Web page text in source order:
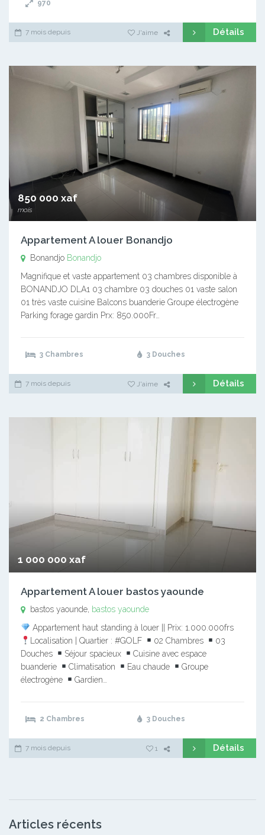
970
7 mois depuis J'aime Détails
850 000 xaf
mois
Appartement A louer Bonandjo
Bonandjo Bonandjo
Magnifique et vaste appartement 03 chambres disponible à
BONANDJO DLA1 03 chambre 03 douches 01 vaste salon
01 très vaste cuisine Balcons buanderie Groupe électrogène
Parking forage gardin Prx: 850.000Fr…
3 Chambres 3 Douches
7 mois depuis J'aime Détails
1 000 000 xaf
Appartement A louer bastos yaounde
bastos yaounde, bastos yaounde
Appartement haut standing à louer || Prix: 1.000.000frs
Localisation | Quartier : #GOLF
02 Chambres
03
Douches
Séjour spacieux
Cuisine avec espace
buanderie
Climatisation Eau chaude
Groupe
électrogène
Gardien…
2 Chambres 3 Douches
7 mois depuis 1 Détails
Articles récents